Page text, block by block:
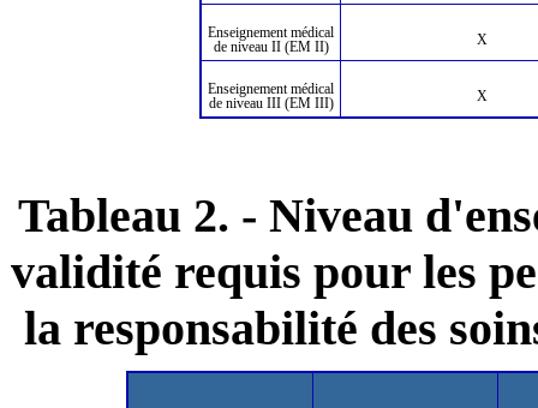
Enseignement médical
de niveau II (EM II)
X
Enseignement médical
de niveau III (EM III)
X
Tableau 2. - Niveau
validité requis pour les
la responsabilité des